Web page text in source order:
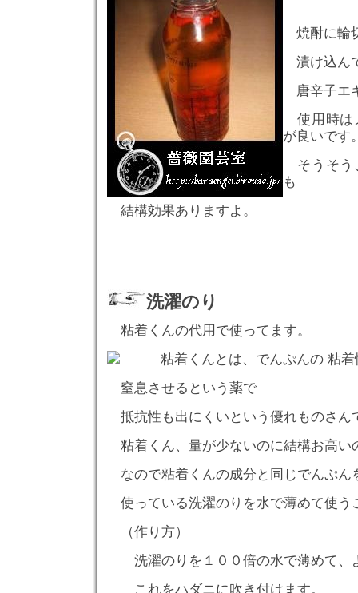
焼酎に輪
漬け込ん
唐辛子エ
使用時は
が良いです
そうそう
も
結構効果ありますよ。
洗濯のり
粘着くんの代用で使ってます。
粘着くんとは、でんぷんの 粘着
窒息させるという薬で
抵抗性も出にくいという優れものさん
粘着くん、量が少ないのに結構お高い
なので粘着くんの成分と同じでんぷん
使っている洗濯のりを水で薄めて使う
（作り方）
洗濯のりを１００倍の水で薄めて、
これをハダニに吹き付けます。